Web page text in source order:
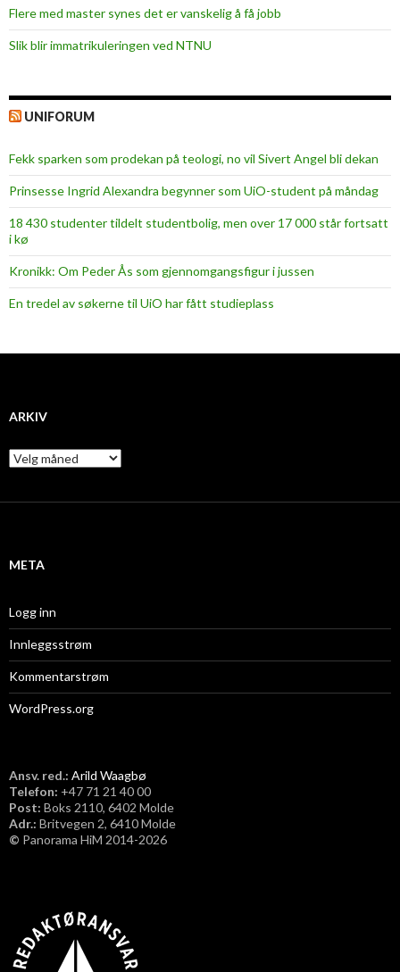
Flere med master synes det er vanskelig å få jobb
Slik blir immatrikuleringen ved NTNU
UNIFORUM
Fekk sparken som prodekan på teologi, no vil Sivert Angel bli dekan
Prinsesse Ingrid Alexandra begynner som UiO-student på måndag
18 430 studenter tildelt studentbolig, men over 17 000 står fortsatt
i kø
Kronikk: Om Peder Ås som gjennomgangsfigur i jussen
En tredel av søkerne til UiO har fått studieplass
ARKIV
A
r
i
META
Logg inn
Innleggsstrøm
Kommentarstrøm
WordPress.org
Ansv. red.: Arild Waagbø
Telefon: ​+47 71 21 40 00
Post: Boks 2110, 6402 Molde
Adr.: Britvegen 2, 6410 Molde
© Panorama HiM 2014-2026